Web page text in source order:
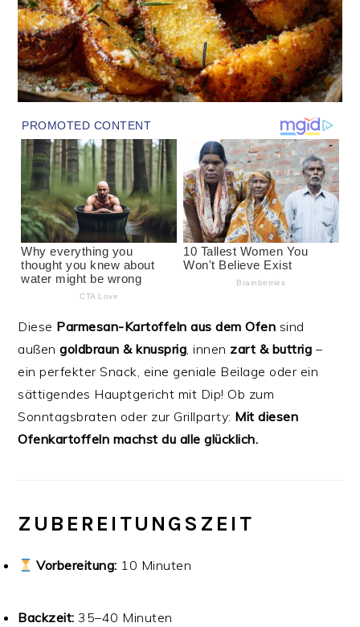
Diese Parmesan-Kartoffeln aus dem Ofen sind
außengoldbraun & knusprig, innen zart & buttrig –
ein perfekter Snack, eine geniale Beilage oder ein
sättigendes Hauptgericht mit Dip! Ob zum
Sonntagsbraten oder zur Grillparty: Mit diesen
Ofenkartoffeln machst du alle glücklich.
ZUBEREITUNGSZEIT
Vorbereitung: 10 Minuten
Backzeit: 35–40 Minuten